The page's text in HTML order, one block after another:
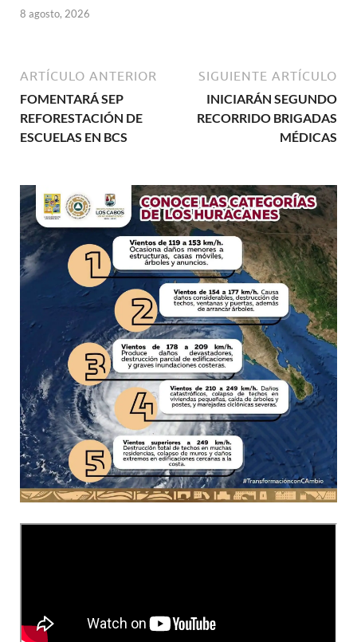
8 agosto, 2026
ARTÍCULO ANTERIOR
FOMENTARÁ SEP
REFORESTACIÓN DE
ESCUELAS EN BCS
SIGUIENTE ARTÍCULO
INICIARÁN SEGUNDO
RECORRIDO BRIGADAS
MÉDICAS